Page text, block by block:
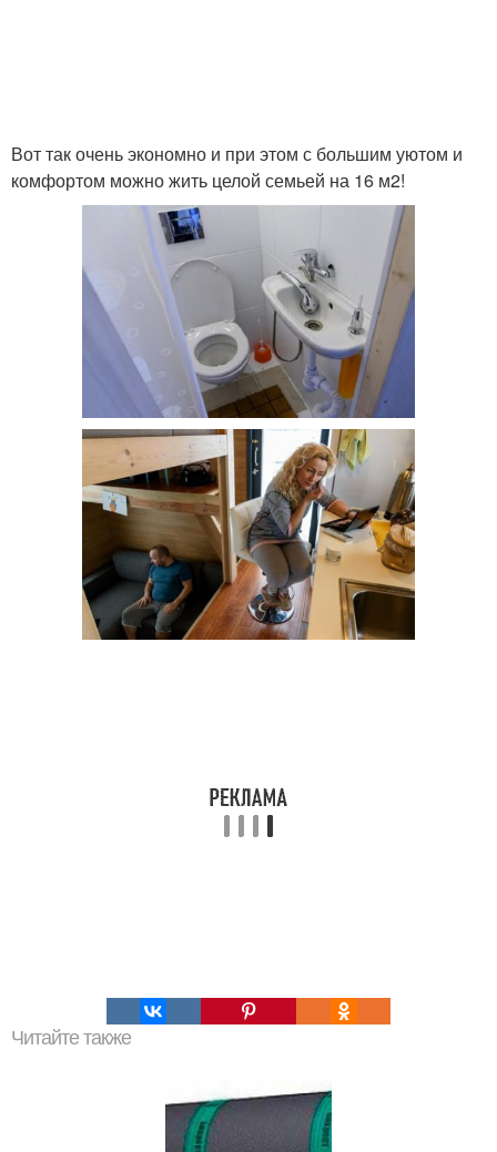
Вот так очень экономно и при этом с большим уютом и
комфортом можно жить целой семьей на 16 м2!
Читайте также